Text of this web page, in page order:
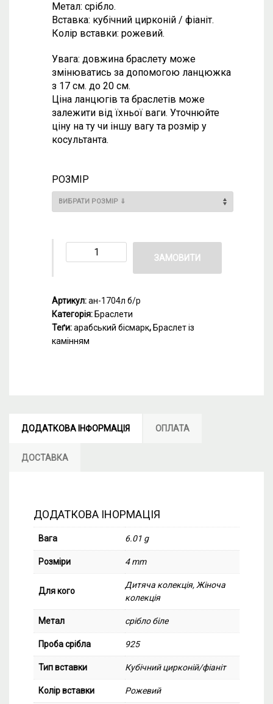
Метал: срібло.
Вставка: кубічний цирконій / фіаніт.
Колір вставки: рожевий.
Увага: довжина браслету може
змінюватись за допомогою ланцюжка
з 17 см. до 20 см.
Ціна ланцюгів та браслетів може
залежити від їхньої ваги. Уточнюйте
ціну на ту чи іншу вагу та розмір у
косультанта.
РОЗМІР
ЗАМОВИТИ
Артикул:ан-1704л б/р
Категорія: Браслети
Теґи:арабський бісмарк, Браслет із
камінням
ДОДАТКОВА ІНФОРМАЦІЯ ОПЛАТА
ДОСТАВКА
ДОДАТКОВА ІНОРМАЦІЯ
Вага 6.01 g
Розміри 4 mm
Для кого
Дитяча колекція, Жіноча
колекція
Метал срібло біле
Проба срібла 925
Тип вставки Кубічний цирконій/фіаніт
Колір вставки Рожевий